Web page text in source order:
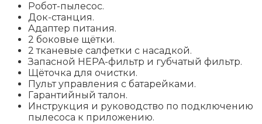
Робот-пылесос.
Док-станция.
Адаптер питания.
2 боковые щётки.
2 тканевые салфетки с насадкой.
Запасной HEPA-фильтр и губчатый фильтр.
Щёточка для очистки.
Пульт управления с батарейками.
Гарантийный талон.
Инструкция и руководство по подключению
пылесоса к приложению.